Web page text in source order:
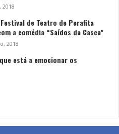
2018
Festival de Teatro de Perafita
a comédia “Saídos da Casca”
2018
está a emocionar os